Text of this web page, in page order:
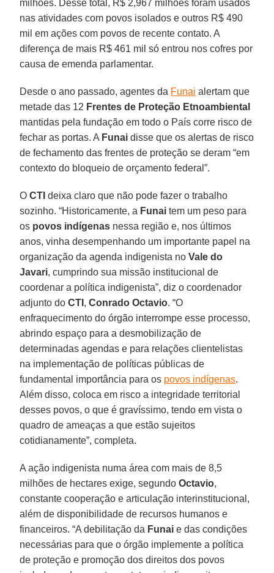
milhões. Desse total, R$ 2,967 milhões foram usados
nas atividades com povos isolados e outros R$ 490
mil em ações com povos de recente contato. A
diferença de mais R$ 461 mil só entrou nos cofres por
causa de emenda parlamentar.
Desde o ano passado, agentes da Funai alertam que
metade das 12 Frentes de Proteção Etnoambiental
mantidas pela fundação em todo o País corre risco de
fechar as portas. A Funai disse que os alertas de risco
de fechamento das frentes de proteção se deram “em
contexto do bloqueio de orçamento federal”.
OCTI deixa claro que não pode fazer o trabalho
sozinho. “Historicamente, a Funai tem um peso para
os povos indígenas nessa região e, nos últimos
anos, vinha desempenhando um importante papel na
organização da agenda indigenista noVale do
Javari, cumprindo sua missão institucional de
coordenar a política indigenista”, diz o coordenador
adjunto doCTI ,Conrado Octavio. “O
enfraquecimento do órgão interrompe esse processo,
abrindo espaço para a desmobilização de
determinadas agendas e para relações clientelistas
na implementação de políticas públicas de
fundamental importância para os povos indígenas.
Além disso, coloca em risco a integridade territorial
desses povos, o que é gravíssimo, tendo em vista o
quadro de ameaças a que estão sujeitos
cotidianamente”, completa.
A ação indigenista numa área com mais de 8,5
milhões de hectares exige, segundoOctavio,
constante cooperação e articulação interinstitucional,
além de disponibilidade de recursos humanos e
financeiros. “A debilitação da Funai e das condições
necessárias para que o órgão implemente a política
de proteção e promoção dos direitos dos povos